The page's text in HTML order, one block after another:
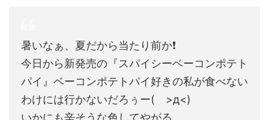
暑いなぁ、夏だから当たり前か❗
今日から新発売の『スパイシーベーコンポテト
パイ』ベーコンポテトパイ好きの私が食べない
わけには行かないだろぅー( >д<)